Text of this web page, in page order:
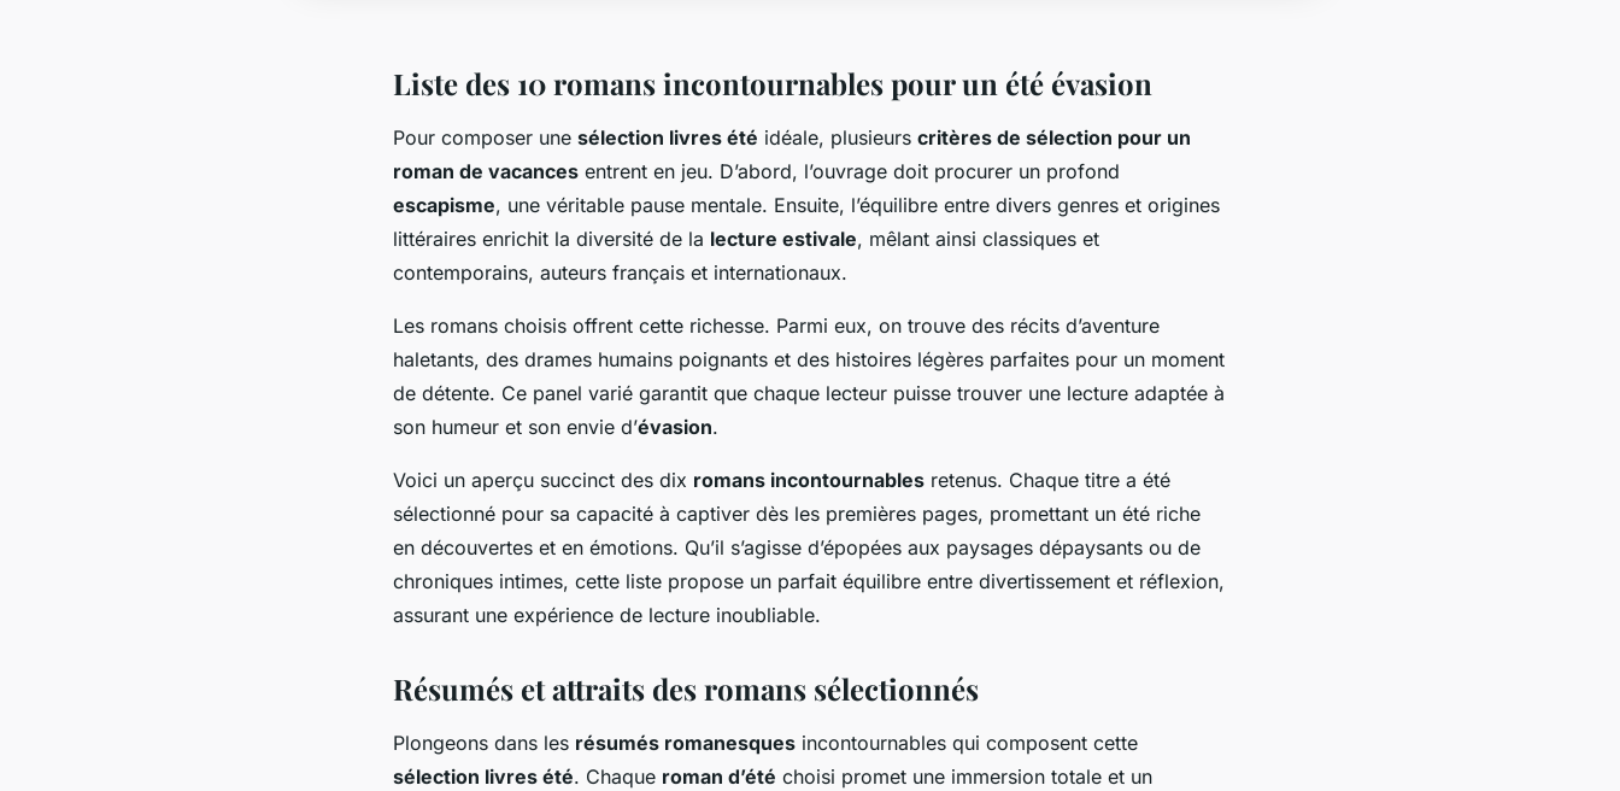
Liste des 10 romans incontournables pour un été évasion
Pour composer une sélection livres été idéale, plusieurs critères de sélection pour un
roman de vacances entrent en jeu. D’abord, l’ouvrage doit procurer un profond
escapisme, une véritable pause mentale. Ensuite, l’équilibre entre divers genres et origines
littéraires enrichit la diversité de la lecture estivale, mêlant ainsi classiques et
contemporains, auteurs français et internationaux.
Les romans choisis offrent cette richesse. Parmi eux, on trouve des récits d’aventure
haletants, des drames humains poignants et des histoires légères parfaites pour un moment
de détente. Ce panel varié garantit que chaque lecteur puisse trouver une lecture adaptée à
son humeur et son envie d’évasion.
Voici un aperçu succinct des dix romans incontournables retenus. Chaque titre a été
sélectionné pour sa capacité à captiver dès les premières pages, promettant un été riche
en découvertes et en émotions. Qu’il s’agisse d’épopées aux paysages dépaysants ou de
chroniques intimes, cette liste propose un parfait équilibre entre divertissement et réflexion,
assurant une expérience de lecture inoubliable.
Résumés et attraits des romans sélectionnés
Plongeons dans les résumés romanesques incontournables qui composent cette
sélection livres été. Chaque roman d’été choisi promet une immersion totale et un